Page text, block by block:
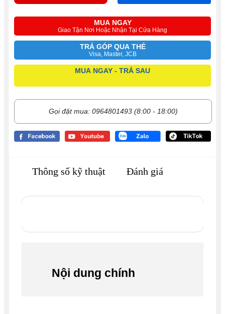
MUA NGAY
Giao Tận Nơi Hoặc Nhận Tại Cửa Hàng
TRẢ GÓP QUA THẺ
Visa, Master, JCB
MUA NGAY - TRẢ SAU
Gọi đặt mua: 0964801493 (8:00 - 18:00)
Thông số kỹ thuật Đánh giá
Nội dung chính